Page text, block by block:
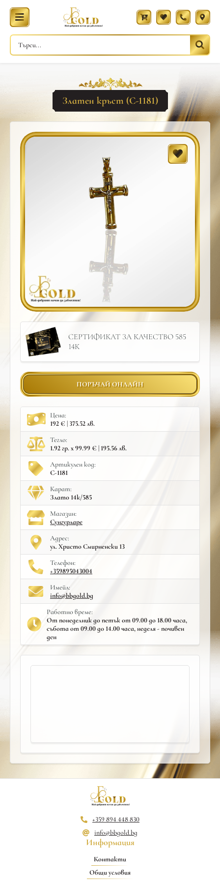
Златен кръст (С-1181)
СЕРТИФИКАТ ЗА КАЧЕСТВО 585
14К
ПОРЪЧАЙ ОНЛАЙН
Цена:
192 € | 375.52 лв.
Тегло:
1.92 гр. x 99.99 € | 195.56 лв.
Артикулен код:
С-1181
Карат:
Злато 14к/585
Mагазин:
Сунгурларе
Адрес:
ул. Христо Смирненски 13
Телефон:
+359895043004
Имейл:
info@bbgold.bg
Работно време:
От понеделник до петък от 09.00 до 18.00 часа,
събота от 09.00 до 14.00 часа, неделя - почивен
ден
+359 894 448 830
info@bbgold.bg
Информация
Контакти
Общи условия